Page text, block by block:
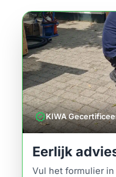
verifiedKIWA
Eerlijk
Vul het formulier